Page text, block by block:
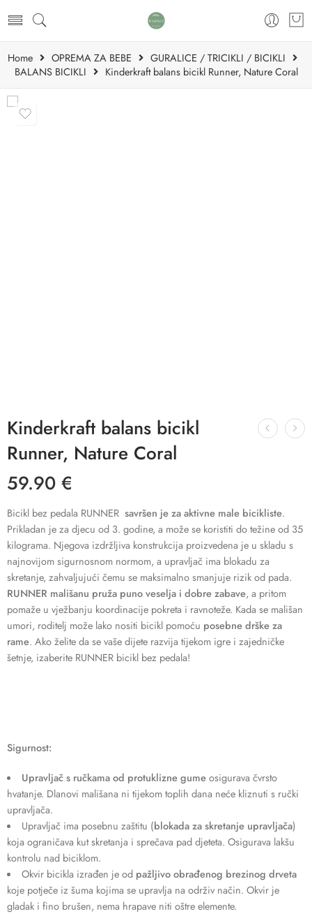
Home OPREMA ZA BEBE
GURALICE / TRICIKLI / BICIKLI
BALANS BICIKLI
Kinderkraft balans bicikl Runner, Nature Coral
Kinderkraft balans bicikl
Runner, Nature Coral
59.90 €
Bicikl bez pedala RUNNER savršen je za aktivne male bicikliste.
Prikladan je za djecu od 3. godine, a može se koristiti do težine od 35
kilograma. Njegova izdržljiva konstrukcija proizvedena je u skladu s
najnovijom sigurnosnom normom, a upravljač ima blokadu za
skretanje, zahvaljujući čemu se maksimalno smanjuje rizik od pada.
RUNNER mališanu pruža puno veselja i dobre zabave, a pritom
pomaže u vježbanju koordinacije pokreta i ravnoteže. Kada se mališan
umori, roditelj može lako nositi bicikl pomoću posebne drške za
rame. Ako želite da se vaše dijete razvija tijekom igre i zajedničke
šetnje, izaberite RUNNER bicikl bez pedala!
Sigurnost:
Upravljač s ručkama od protuklizne gumeosigurava čvrsto
hvatanje. Dlanovi mališana ni tijekom toplih dana neće kliznuti s ručki
upravljača.
Upravljač ima posebnu zaštitu (blokada za skretanje upravljača)
koja ograničava kut skretanja i sprečava pad djeteta. Osigurava lakšu
kontrolu nad biciklom.
Okvir bicikla izrađen je od pažljivo obrađenog brezinog drveta
koje potječe iz šuma kojima se upravlja na održiv način. Okvir je
gladak i fino brušen, nema hrapave niti oštre elemente.